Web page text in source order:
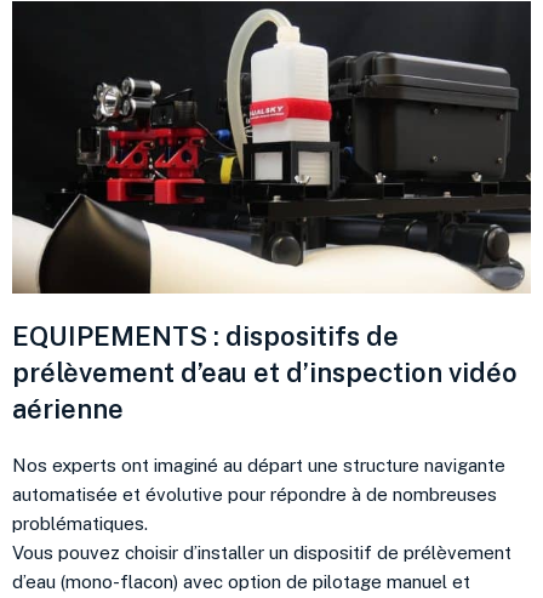
EQUIPEMENTS : dispositifs de
prélèvement d’eau et d’inspection vidéo
aérienne
Nos experts ont imaginé au départ une structure navigante
automatisée et évolutive pour répondre à de nombreuses
problématiques.
Vous pouvez choisir d’installer un dispositif de prélèvement
d’eau (mono-flacon) avec option de pilotage manuel et